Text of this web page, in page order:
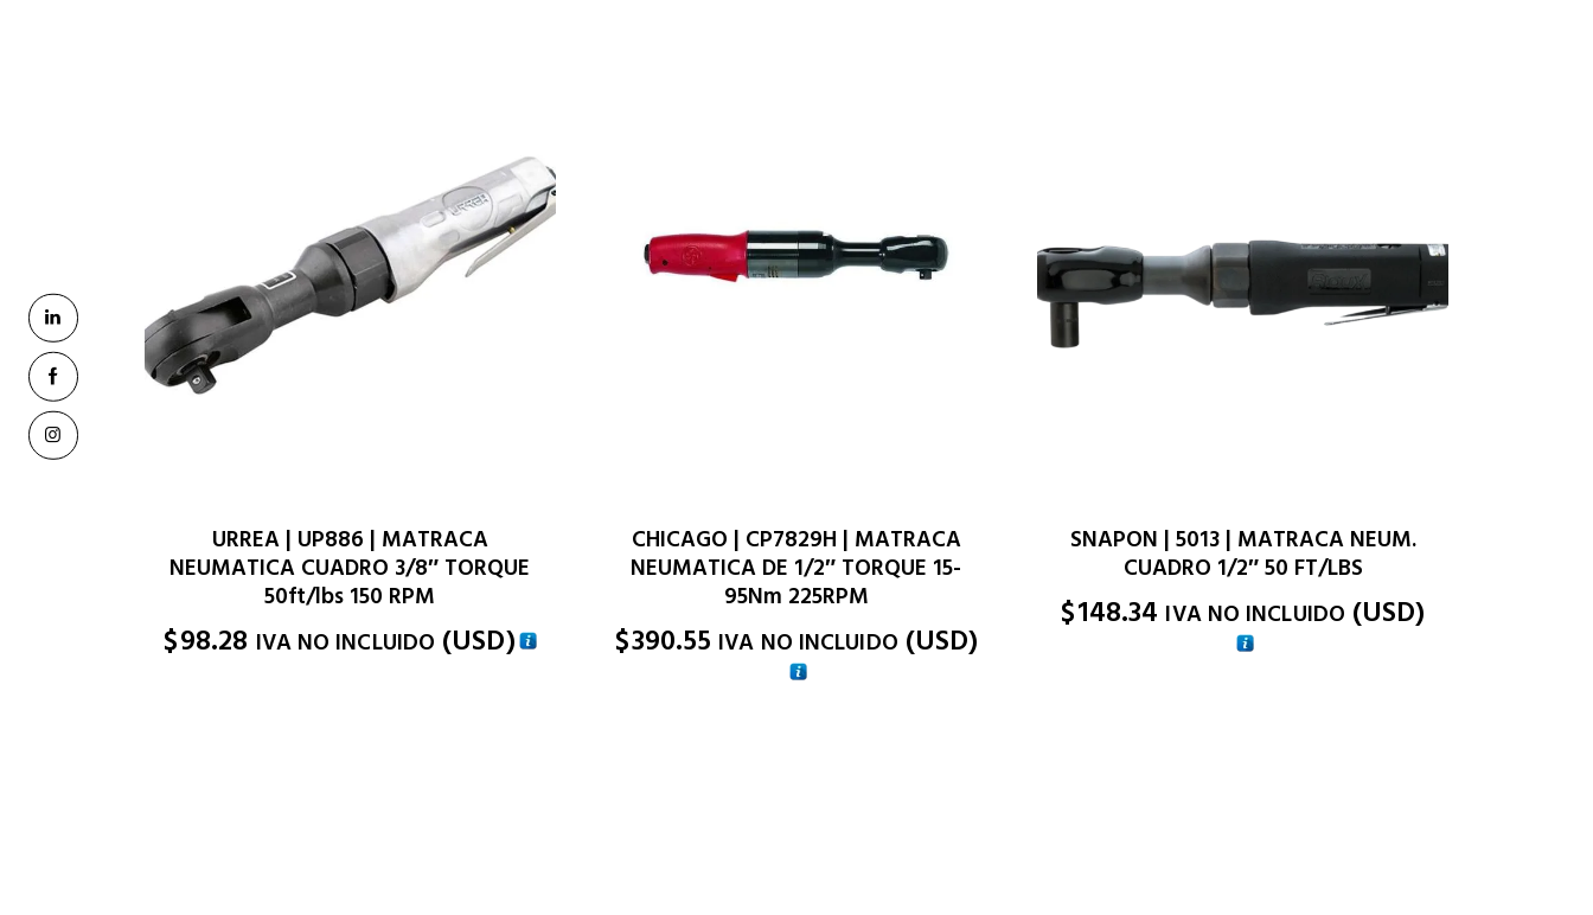
URREA | UP886 | MATRACA
NEUMATICA CUADRO 3/8″ TORQUE
50ft/lbs 150 RPM
$98.28 IVA NO INCLUIDO (USD)
CHICAGO | CP7829H | MATRACA
NEUMATICA DE 1/2″ TORQUE 15-
95Nm 225RPM
$390.55 IVA NO INCLUIDO (USD)
SNAPON | 5013 | MATRACA NEUM.
CUADRO 1/2″ 50 FT/LBS
$148.34 IVA NO INCLUIDO (USD)